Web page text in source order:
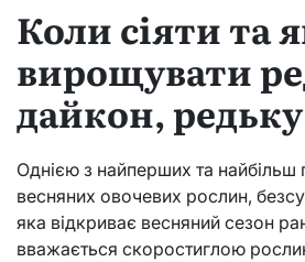
Коли сіяти та
вирощувати
дайкон, редьку
Однією з найперших та найбільш
весняних овочевих рослин,
яка відкриває весняний сезон
вважається скоростиглою